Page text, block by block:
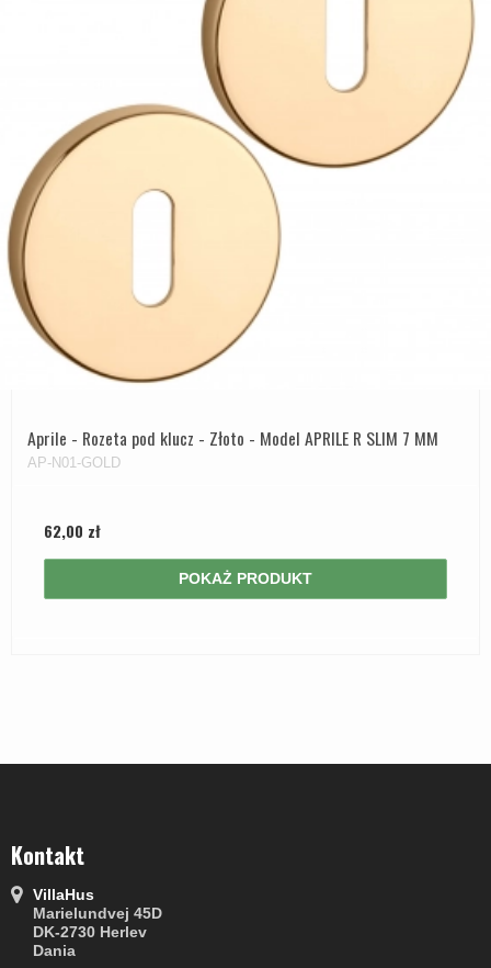
Aprile - Rozeta pod klucz - Złoto - Model APRILE R SLIM 7 MM
AP-N01-GOLD
62,00 zł
POKAŻ PRODUKT
Kontakt
VillaHus
Marielundvej 45D
DK-2730 Herlev
Dania